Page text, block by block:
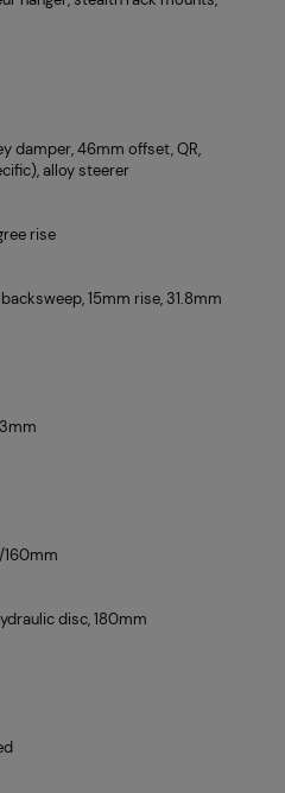
damper, 46mm offset, QR,
alloy steerer
rise
15mm rise, 31.8mm
160mm
disc, 180mm